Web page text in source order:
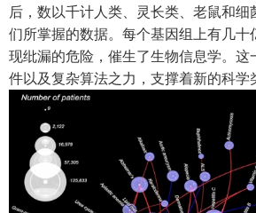
后，数以千计人类、灵长类、老鼠和细
们所掌握的数据。每个基因组上有几十
现纰漏的危险，催生了生物信息学。这
件以及复杂算法之力，支撑着新的科学